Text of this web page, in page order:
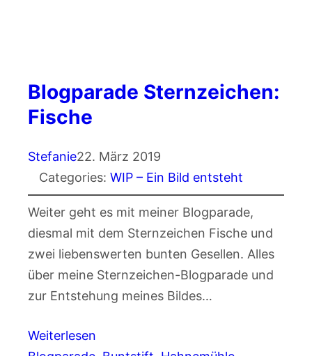
Blogparade Sternzeichen:
Fische
Stefanie22. März 2019
Categories: WIP – Ein Bild entsteht
Weiter geht es mit meiner Blogparade,
diesmal mit dem Sternzeichen Fische und
zwei liebenswerten bunten Gesellen. Alles
über meine Sternzeichen-Blogparade und
zur Entstehung meines Bildes…
Weiterlesen